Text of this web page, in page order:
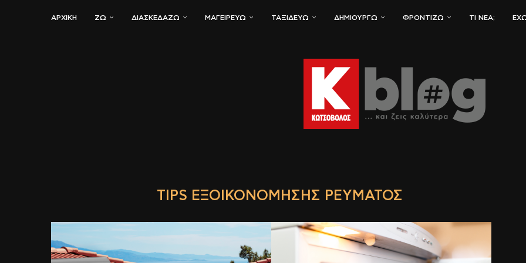
ΑΡΧΙΚΗ ΖΏ ΔΙΑΣΚΕΔΆΖΩ ΜΑΓΕΙΡΕΎΩ ΤΑΞΙΔΕΎΩ ΔΗΜΙΟΥΡΓΏ ΦΡΟΝΤΊΖΩ ΤΙ ΝΈΑ;
TIPS ΕΞΟΙΚΟΝΌΜΗΣΗΣ ΡΕΎΜΑΤΟΣ